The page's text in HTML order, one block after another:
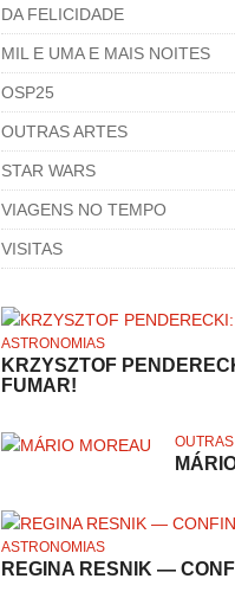
DA FELICIDADE
MIL E UMA E MAIS NOITES
OSP25
OUTRAS ARTES
STAR WARS
VIAGENS NO TEMPO
VISITAS
ASTRONOMIAS
KRZYSZTOF
FUMAR!
ASTRONOMIAS
REGINA RESNIK —